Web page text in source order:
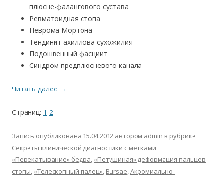
плюсне-фалангового сустава
Ревматоидная стопа
Неврома Мортона
Тендинит ахиллова сухожилия
Подошвенный фасциит
Синдром предплюсневого канала
Читать далее →
Страниц: 1 2
Запись опубликована 15.04.2012 автором admin в рубрике
Секреты клинической диагностики с метками
«Перекатывание» бедра, «Петушиная» деформация пальцев
стопы, «Телескопный палец», Bursae,Акромиально-